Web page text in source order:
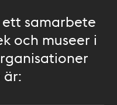
samarbete
och museer i
är: